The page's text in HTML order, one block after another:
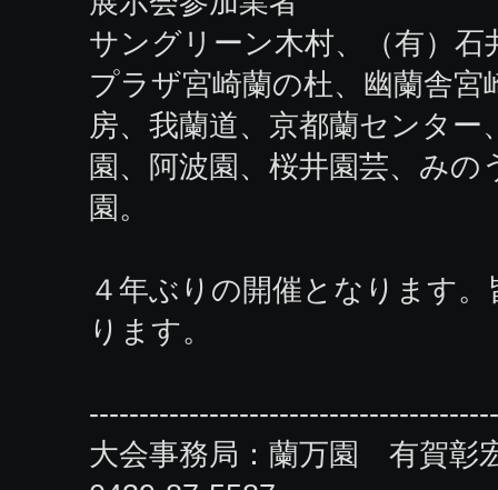
サングリーン木村、（有）
プラザ宮崎蘭の杜、幽蘭舎
房、我蘭道、京都蘭センター
園、阿波園、桜井園芸、み
園。
４年ぶりの開催となります
ります。
大会事務局：蘭万園 有賀彰